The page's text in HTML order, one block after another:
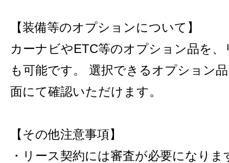
【装備等のオプションについて】
カーナビやETC等のオプション品を
も可能です。 選択できるオプション
面にて確認いただけます。
【その他注意事項】
・リース契約には審査が必要になり